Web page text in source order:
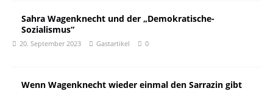
Sahra Wagenknecht und der „Demokratische-
Sozialismus“
20. September 2023 Gastartikel 0
Wenn Wagenknecht wieder einmal den Sarrazin gibt